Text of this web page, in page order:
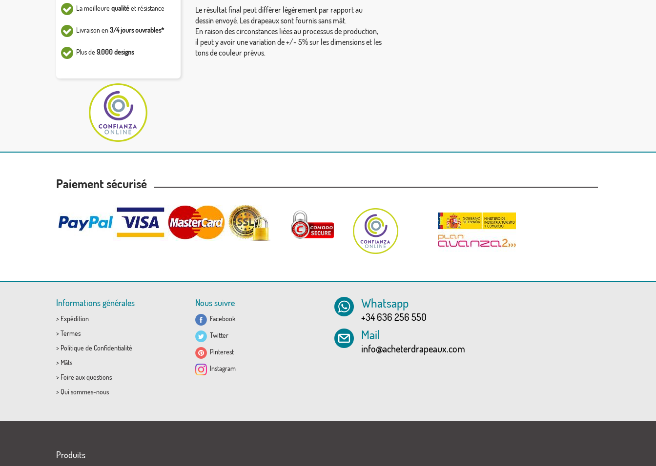
La meilleure qualitéet résistance
Livraison en3/4 jours ouvrables*
Plus de 9.000 designs
Le résultat final peut différer légèrement par rapport au
dessin envoyé. Les drapeaux sont fournis sans mât.
En raison des circonstances liées au processus de production,
il peut y avoir une variation de +/- 5% sur les dimensions et les
tons de couleur prévus.
Paiement sécurisé
Informations générales
> Expédition
> Termes
> Politique de Confidentialité
> Mâts
> Foire aux questions
> Qui sommes-nous
Nous suivre
Facebook
Twitter
Pinterest
Instagram
Whatsapp
+34 636 256 550
Mail
info@acheterdrapeaux.com
Produits